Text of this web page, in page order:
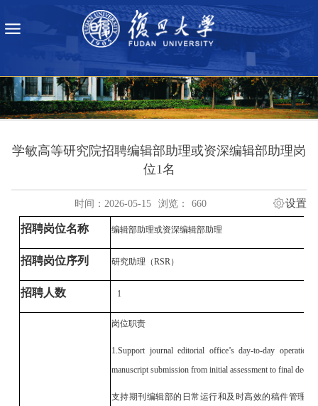
学敏高等研究院招聘编辑部助理或资深编辑部助理岗
位1名
时间：2026-05-15 浏览： 660 设置
招聘岗位名称 编辑部助理或资深编辑部助理
招聘岗位序列 研究助理（RSR）
招聘人数 1
岗位职责
1.Support journal editorial office’s day-to-day
manuscript submission from initial assessment to final
支持期刊编辑部的日常运行和及时高效的稿件管理